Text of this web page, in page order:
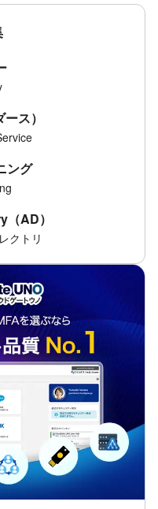
ス）
ング
AD）
クトリ